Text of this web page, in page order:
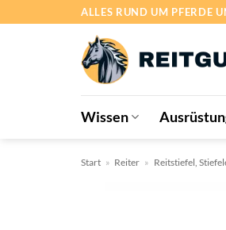
ALLES RUND UM PFERDE
Wissen
Start » Reiter » Reitstiefel,